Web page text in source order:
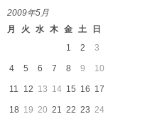
イ
ブ
2009年5月
月
火 水 木 金 土
日
1
2 3
4 5 6 7 8 9 10
11 12 13 14 15 16 17
18 19 20 21 22 23 24